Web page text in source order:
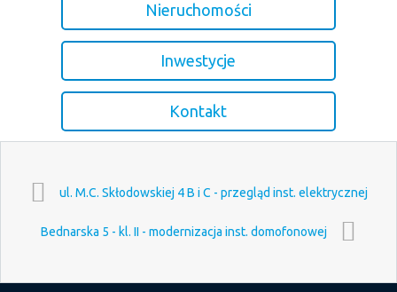
Nieruchomości
Inwestycje
Kontakt
ul. M.C. Skłodowskiej 4 B i C - przegląd inst. elektrycznej
Bednarska 5 - kl. II - modernizacja inst. domofonowej